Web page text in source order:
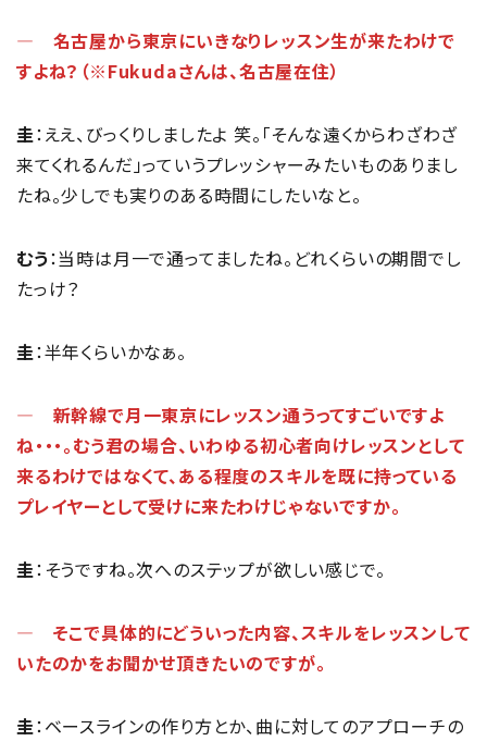
― 名古屋から東京にいきなりレッスン生が来たわけで
すよね？（※Fukudaさんは、名古屋在住）
圭：ええ、びっくりしましたよ 笑。「そんな遠くからわざわざ
来てくれるんだ」っていうプレッシャーみたいものありまし
たね。少しでも実りのある時間にしたいなと。
むう：当時は月一で通ってましたね。どれくらいの期間でし
たっけ？
圭：半年くらいかなぁ。
― 新幹線で月一東京にレッスン通うってすごいですよ
ね・・・。むう君の場合、いわゆる初心者向けレッスンとして
来るわけではなくて、ある程度のスキルを既に持っている
プレイヤーとして受けに来たわけじゃないですか。
圭：そうですね。次へのステップが欲しい感じで。
― そこで具体的にどういった内容、スキルをレッスンして
いたのかをお聞かせ頂きたいのですが。
圭：ベースラインの作り方とか、曲に対してのアプローチの